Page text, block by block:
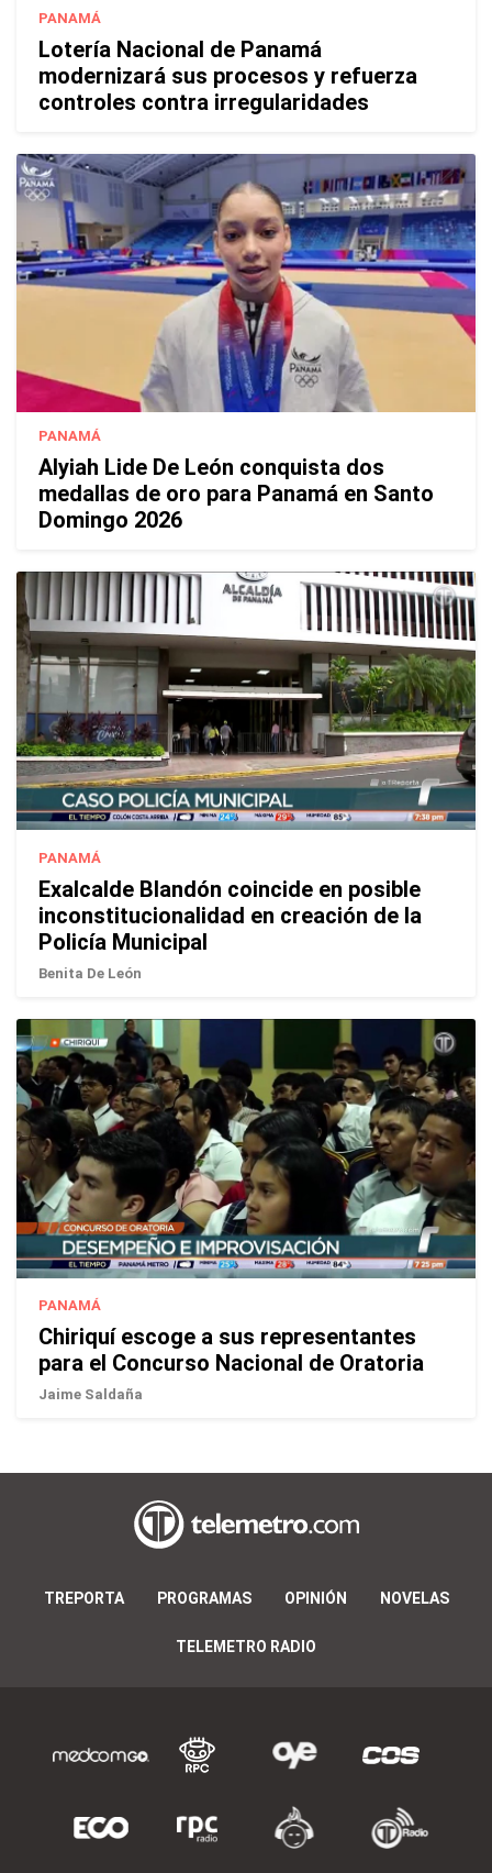
PANAMÁ
Lotería Nacional de Panamá
modernizará sus procesos y refuerza
controles contra irregularidades
PANAMÁ
Alyiah Lide De León conquista dos
medallas de oro para Panamá en Santo
Domingo 2026
PANAMÁ
Exalcalde Blandón coincide en posible
inconstitucionalidad en creación de la
Policía Municipal
Benita De León
PANAMÁ
Chiriquí escoge a sus representantes
para el Concurso Nacional de Oratoria
Jaime Saldaña
TREPORTA PROGRAMAS OPINIÓN NOVELAS
TELEMETRO RADIO